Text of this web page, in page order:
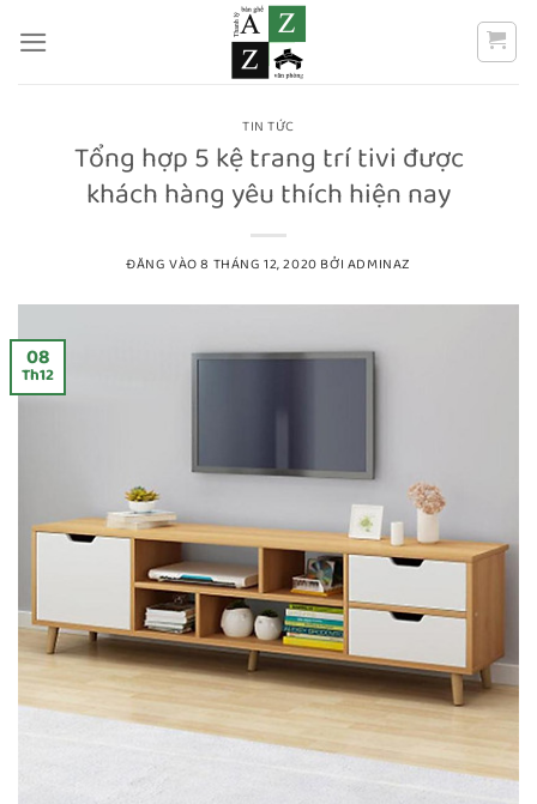
qua
TIN TỨC
Tổng hợp 5 kệ trang trí tivi được
khách hàng yêu thích hiện nay
ĐĂNG VÀO8 THÁNG 12, 2020 BỞI ADMINAZ
08
Th12